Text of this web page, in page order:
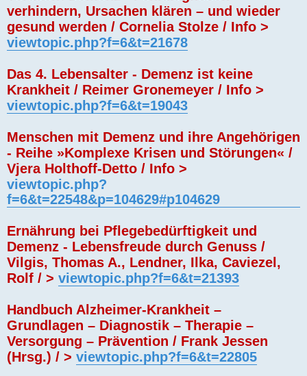
verhindern, Ursachen klären – und wieder
gesund werden / Cornelia Stolze / Info >
viewtopic.php?f=6&t=21678
Das 4. Lebensalter - Demenz ist keine
Krankheit / Reimer Gronemeyer / Info >
viewtopic.php?f=6&t=19043
Menschen mit Demenz und ihre Angehörigen
- Reihe »Komplexe Krisen und Störungen« /
Vjera Holthoff-Detto / Info >
viewtopic.php?
f=6&t=22548&p=104629#p104629
Ernährung bei Pflegebedürftigkeit und
Demenz - Lebensfreude durch Genuss /
Vilgis, Thomas A., Lendner, Ilka, Caviezel,
Rolf / > viewtopic.php?f=6&t=21393
Handbuch Alzheimer-Krankheit –
Grundlagen – Diagnostik – Therapie –
Versorgung – Prävention / Frank Jessen
(Hrsg.) / > viewtopic.php?f=6&t=22805